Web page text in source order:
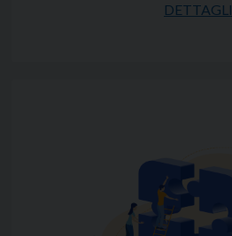
DETTAGLI